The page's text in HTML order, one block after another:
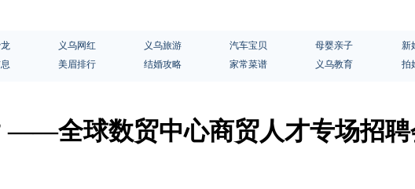
义乌网红 义乌旅游 汽车宝贝 母婴亲子 新
美眉排行 结婚攻略 家常菜谱 义乌教育 拍
——全球数贸中心商贸人才专场招聘